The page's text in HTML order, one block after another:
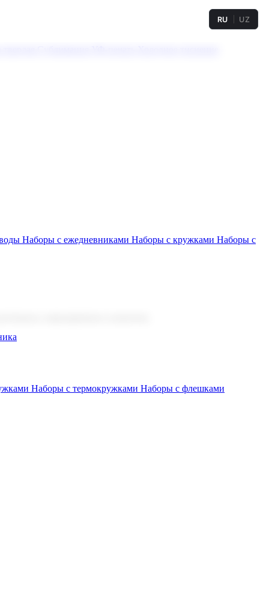
RU UZ
Наборы с ежедневниками Наборы с кружками Наборы с
мероприятия и клиентов.
Наборы с термокружками Наборы с флешками